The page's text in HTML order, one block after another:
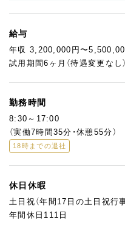
業に活かせます。
【具体的には…】
が2割です。
焼き菓子から生ケーキまで様
し、最終的にはお店で提供で
緒に完成させます。
実習は教員2名体制で行うた
チームで協力しながら教えて
学生の成長を間近で感じなが
ながるこの環境。
給与
年収 3,200,000円〜
試用期間6ヶ月（待遇変更なし）
勤務時間
8:30～17:00
（実働7時間35分・休憩55分）
18時までの退社
休日休暇
土日祝（年間17日の土日祝行
年間休日111日